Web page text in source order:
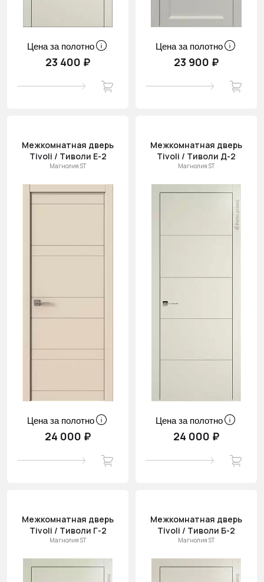
Цена за полотно
23 400 ₽
Цена за полотно
23 900 ₽
Межкомнатная дверь
Tivoli / Тиволи Е-2
Магнолия ST
Цена за полотно
24 000 ₽
Межкомнатная дверь
Tivoli / Тиволи Д-2
Магнолия ST
Цена за полотно
24 000 ₽
Межкомнатная дверь
Tivoli / Тиволи Г-2
Магнолия ST
Межкомнатная дверь
Tivoli / Тиволи Б-2
Магнолия ST